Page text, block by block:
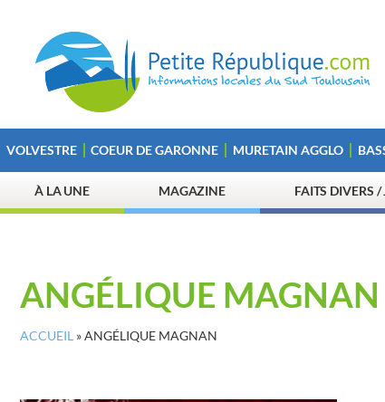
VOLVESTRE COEUR DE GARONNE MURETAIN AGGLO
À LA UNE MAGAZINE FAITS DIVERS /
ANGÉLIQUE MAGNAN
ACCUEIL »ANGÉLIQUE MAGNAN